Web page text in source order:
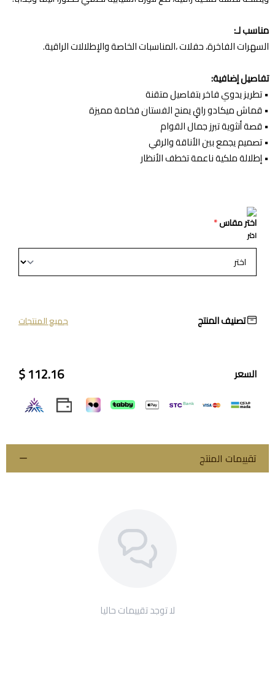
مناسب لـ:
السهرات الفاخرة، حفلات ،المناسبات الخاصة والإطلالات الراقية.
تفاصيل إضافية:
• تطريز يدوي فاخر بتفاصيل متقنة
• قماش ميكادو راقٍ يمنح الفستان فخامة مميزة
• قصة أنثوية تبرز جمال القوام
• تصميم يجمع بين الأناقة والرقي
• إطلالة ملكية ناعمة تخطف الأنظار
اختر مقاس*
اختر
تصنيف المنتج جميع المنتجات
السعر 112.16 $
تقييمات المنتج
لا توجد تقييمات حاليا